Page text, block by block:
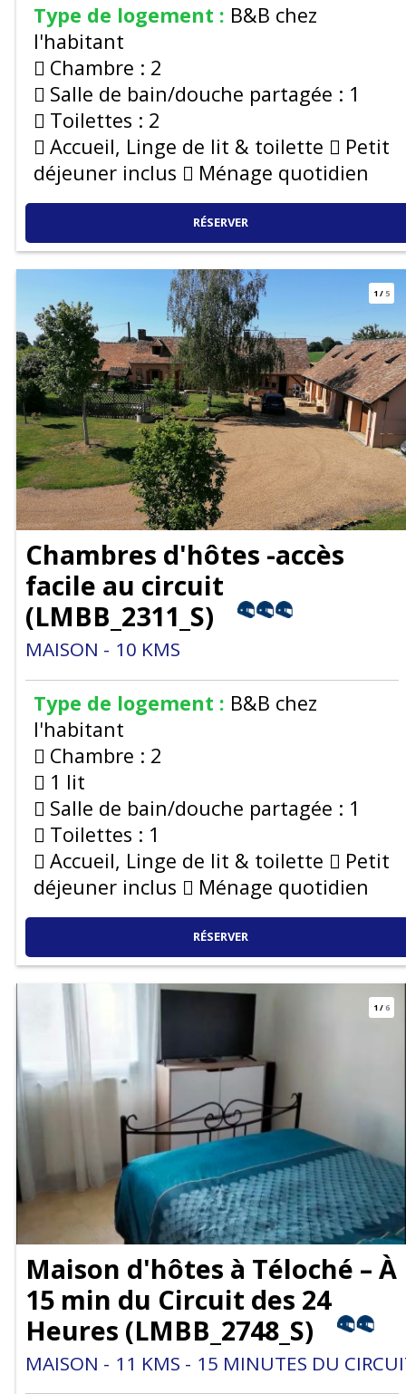
Type de logement : B&B chez
l'habitant
Chambre : 2
Salle de bain/douche partagée : 1
Toilettes : 2
Accueil, Linge de lit & toilette
Petit
déjeuner inclus
Ménage quotidien
RÉSERVER
1/ 5
Chambres d'hôtes -accès
facile au circuit
(LMBB_2311_S)
MAISON 10 KMS
Type de logement : B&B chez
l'habitant
Chambre : 2
1 lit
Salle de bain/douche partagée : 1
Toilettes : 1
Accueil, Linge de lit & toilette
Petit
déjeuner inclus
Ménage quotidien
RÉSERVER
1/6
Maison d'hôtes à Téloché – À
15 min du Circuit des 24
Heures (LMBB_2748_S)
MAISON 11 KMS 15 MINUTES DU